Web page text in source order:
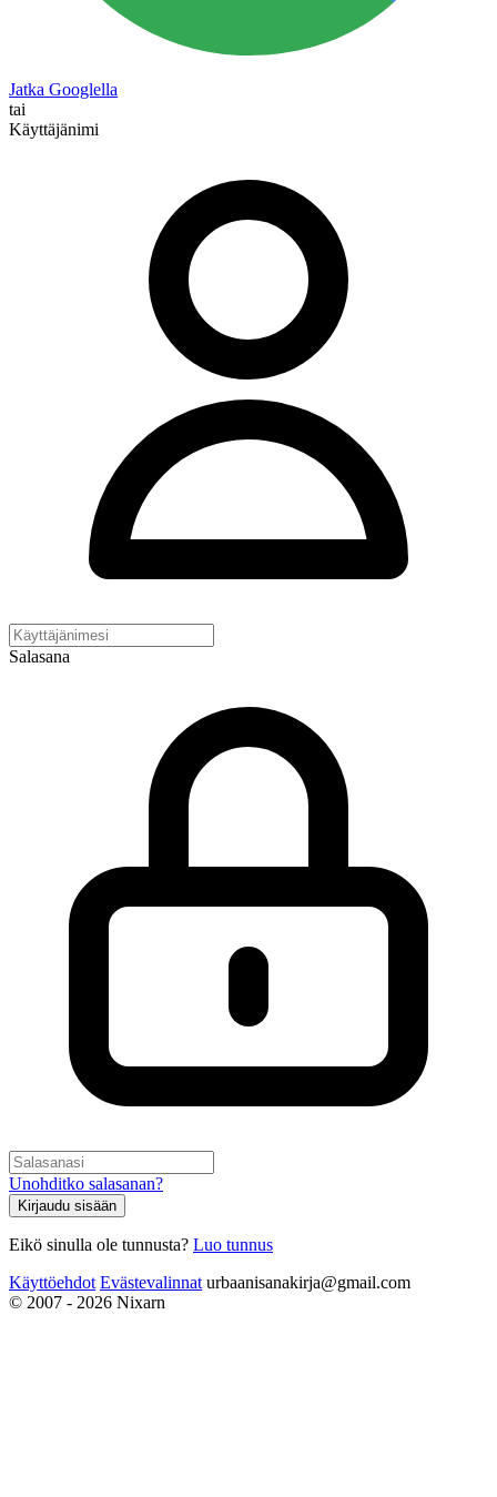
Jatka Googlella
tai
Käyttäjänimi
Salasana
Unohditko salasanan?
Kirjaudu sisään
Eikö sinulla ole tunnusta? Luo tunnus
Käyttöehdot Evästevalinnat urbaanisanakirja@gmail.com
© 2007 - 2026 Nixarn